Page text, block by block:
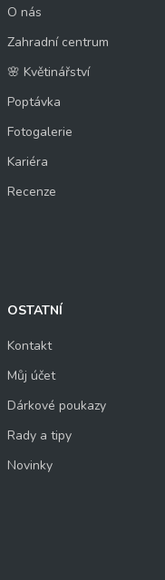
O nás
Zahradní centrum
🌸 Květinářství
Poptávka
Fotogalerie
Kariéra
Recenze
OSTATNÍ
Kontakt
Můj účet
Dárkové poukazy
Rady a tipy
Novinky